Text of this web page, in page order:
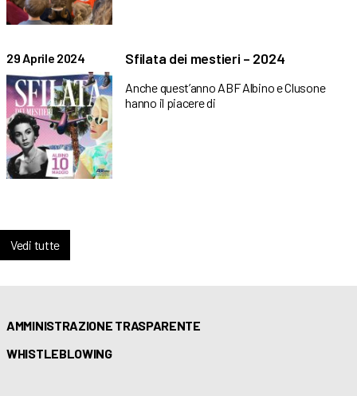
29 Aprile 2024 Sfilata dei mestieri – 2024
Anche quest’anno ABF Albino e Clusone
hanno il piacere di
Vedi tutte
AMMINISTRAZIONE TRASPARENTE
WHISTLEBLOWING